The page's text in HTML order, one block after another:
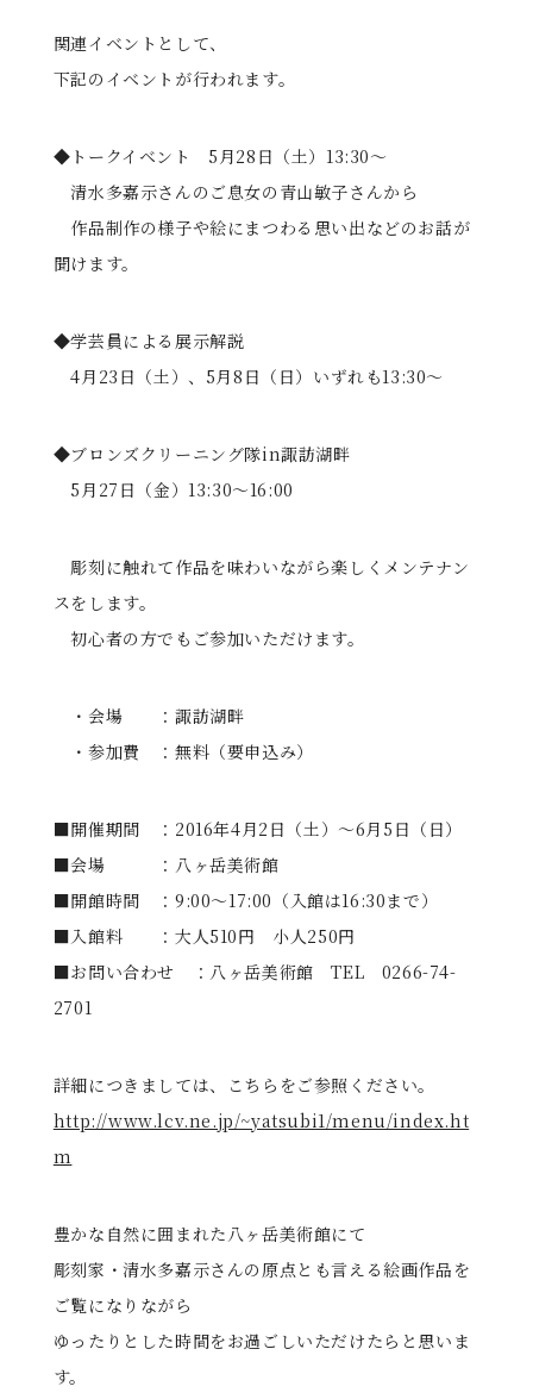
関連イベントとして、
下記のイベントが行われます。
◆トークイベント 5月28日（土）13:30～
清水多嘉示さんのご息女の青山敏子さんから
作品制作の様子や絵にまつわる思い出などのお話が
聞けます。
◆学芸員による展示解説
4月23日（土）、5月8日（日）いずれも13:30～
◆ブロンズクリーニング隊in諏訪湖畔
5月27日（金）13:30～16:00
彫刻に触れて作品を味わいながら楽しくメンテナン
スをします。
初心者の方でもご参加いただけます。
・会場 ：諏訪湖畔
・参加費 ：無料（要申込み）
■開催期間 ：2016年4月2日（土）～6月5日（日）
■会場 ：八ヶ岳美術館
■開館時間 ：9:00～17:00（入館は16:30まで）
■入館料 ：大人510円 小人250円
■お問い合わせ ：八ヶ岳美術館 TEL 0266-74-
2701
詳細につきましては、こちらをご参照ください。
http://www.lcv.ne.jp/~yatsubi1/menu/index.ht
m
豊かな自然に囲まれた八ヶ岳美術館にて
彫刻家・清水多嘉示さんの原点とも言える絵画作品を
ご覧になりながら
ゆったりとした時間をお過ごしいただけたらと思いま
す。